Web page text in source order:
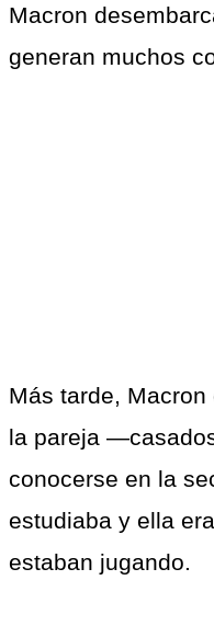
Macron
generan muchos
Más tarde,
la pareja
conocerse en la
estudiaba y ella
estaban jugando.